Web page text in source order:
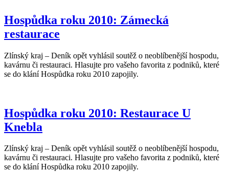
Hospůdka roku 2010: Zámecká
restaurace
Zlínský kraj – Deník opět vyhlásil soutěž o neoblíbenější hospodu,
kavárnu či restauraci. Hlasujte pro vašeho favorita z podniků, které
se do klání Hospůdka roku 2010 zapojily.
Hospůdka roku 2010: Restaurace U
Knebla
Zlínský kraj – Deník opět vyhlásil soutěž o neoblíbenější hospodu,
kavárnu či restauraci. Hlasujte pro vašeho favorita z podniků, které
se do klání Hospůdka roku 2010 zapojily.